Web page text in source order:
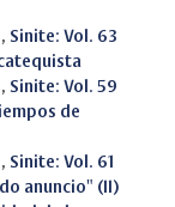
, Sinite: Vol. 63
, Sinite: Vol. 59
de
, Sinite: Vol. 61
anuncio" (II)